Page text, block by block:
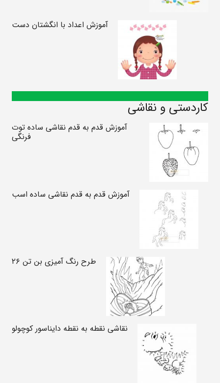
آموزش اعداد با انگشتان دست
کاردستی و نقاشی
آموزش قدم به قدم نقاشی ساده توت
فرنگی
آموزش قدم به قدم نقاشی ساده اسب
طرح رنگ آمیزی بن تن ۲۶
نقاشی نقطه به نقطه دایناسور کوچولو